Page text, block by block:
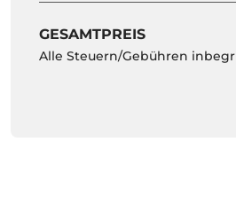
GESAMTPREIS
Alle Steuern/Gebühren